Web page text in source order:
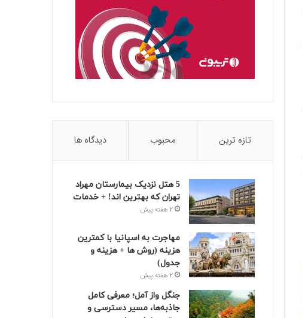
تازه ترین محبوب دیدگاه ها
5 هتل نزدیک بیمارستان مهراد
تهران که بهترین‌ اند! + خدمات
2 هفته پیش
مهاجرت به اسپانیا با کمترین
هزینه (روش ها + هزینه و
جدول)
2 هفته پیش
جنگل واز آمل؛ معرفی کامل
جاذبه‌ها، مسیر دسترسی و